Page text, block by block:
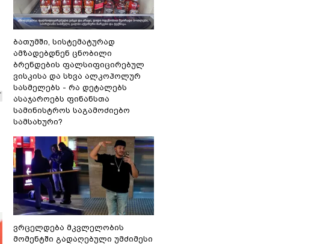
ბათუმში, სისტემატურად
ამზადებდნენ ცნობილი
ბრენდების ფალსიფიცირებულ
ვისკისა და სხვა ალკოჰოლურ
სასმელებს - რა დეტალებს
ასაჯაროებს ფინანსთა
სამინისტროს საგამოძიებო
სამსახური?
ვრცელდება მკვლელობის
მომენტში გადაღებული უმძიმესი